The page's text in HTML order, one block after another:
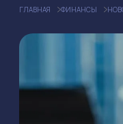
ГЛАВНАЯ ФИНАНСЫ